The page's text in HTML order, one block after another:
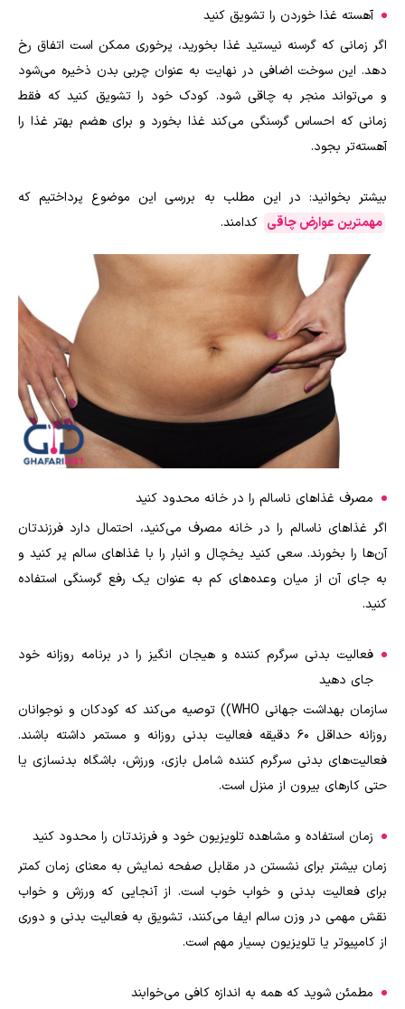
آهسته غذا خوردن را تشویق کنید
اگر زمانی که گرسنه نیستید غذا بخورید، پرخوری ممکن است اتفاق رخ
دهد. این سوخت اضافی در نهایت به عنوان چربی بدن ذخیره می‌شود
و می‌تواند منجر به چاقی شود. کودک خود را تشویق کنید که فقط
زمانی که احساس گرسنگی می‌کند غذا بخورد و برای هضم بهتر غذا را
آهسته‌تر بجود.
بیشتر بخوانید: در این مطلب به بررسی این موضوع پرداختیم که
مهمترین عوارض چاقی کدامند.
مصرف غذاهای ناسالم را در خانه محدود کنید
اگر غذاهای ناسالم را در خانه مصرف می‌کنید، احتمال دارد فرزندتان
آن‌ها را بخورند. سعی کنید یخچال و انبار را با غذاهای سالم پر کنید و
به جای آن از میان وعده‌های کم‌ به عنوان یک رفع گرسنگی استفاده
کنید.
فعالیت بدنی سرگرم کننده و هیجان انگیز را در برنامه روزانه خود
جای دهید
سازمان بهداشت جهانی WHO)) توصیه می‌کند که کودکان و نوجوانان
روزانه حداقل 60 دقیقه فعالیت بدنی روزانه و مستمر داشته باشند.
فعالیت‌های بدنی سرگرم کننده شامل بازی، ورزش، باشگاه بدنسازی یا
حتی کارهای بیرون از منزل است.
زمان استفاده و مشاهده تلویزیون خود و فرزندتان را محدود کنید
زمان بیشتر برای نشستن در مقابل صفحه نمایش به معنای زمان کمتر
برای فعالیت بدنی و خواب خوب است. از آنجایی که ورزش و خواب
نقش مهمی در وزن سالم ایفا می‌کنند، تشویق به فعالیت بدنی و دوری
از کامپیوتر یا تلویزیون بسیار مهم است.
مطمئن شوید که همه به اندازه کافی می‌خوابند